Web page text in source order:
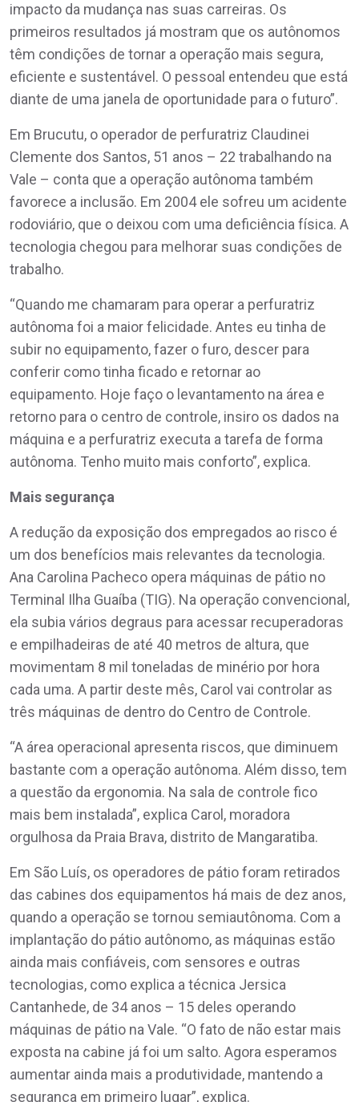
impacto da mudança nas suas carreiras. Os
primeiros resultados já mostram que os autônomos
têm condições de tornar a operação mais segura,
eficiente e sustentável. O pessoal entendeu que está
diante de uma janela de oportunidade para o futuro”.
Em Brucutu, o operador de perfuratriz Claudinei
Clemente dos Santos, 51 anos – 22 trabalhando na
Vale – conta que a operação autônoma também
favorece a inclusão. Em 2004 ele sofreu um acidente
rodoviário, que o deixou com uma deficiência física. A
tecnologia chegou para melhorar suas condições de
trabalho.
“Quando me chamaram para operar a perfuratriz
autônoma foi a maior felicidade. Antes eu tinha de
subir no equipamento, fazer o furo, descer para
conferir como tinha ficado e retornar ao
equipamento. Hoje faço o levantamento na área e
retorno para o centro de controle, insiro os dados na
máquina e a perfuratriz executa a tarefa de forma
autônoma. Tenho muito mais conforto”, explica.
Mais segurança
A redução da exposição dos empregados ao risco é
um dos benefícios mais relevantes da tecnologia.
Ana Carolina Pacheco opera máquinas de pátio no
Terminal Ilha Guaíba (TIG). Na operação convencional,
ela subia vários degraus para acessar recuperadoras
e empilhadeiras de até 40 metros de altura, que
movimentam 8 mil toneladas de minério por hora
cada uma. A partir deste mês, Carol vai controlar as
três máquinas de dentro do Centro de Controle.
“A área operacional apresenta riscos, que diminuem
bastante com a operação autônoma. Além disso, tem
a questão da ergonomia. Na sala de controle fico
mais bem instalada”, explica Carol, moradora
orgulhosa da Praia Brava, distrito de Mangaratiba.
Em São Luís, os operadores de pátio foram retirados
das cabines dos equipamentos há mais de dez anos,
quando a operação se tornou semiautônoma. Com a
implantação do pátio autônomo, as máquinas estão
ainda mais confiáveis, com sensores e outras
tecnologias, como explica a técnica Jersica
Cantanhede, de 34 anos – 15 deles operando
máquinas de pátio na Vale. “O fato de não estar mais
exposta na cabine já foi um salto. Agora esperamos
aumentar ainda mais a produtividade, mantendo a
segurança em primeiro lugar”, explica.